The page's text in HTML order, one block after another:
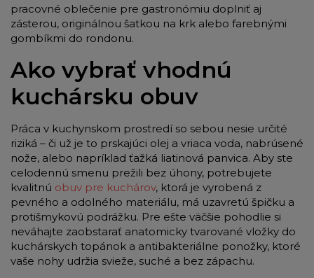
pracovné oblečenie pre gastronómiu doplniť aj
zásterou, originálnou šatkou na krk alebo farebnými
gombíkmi do rondonu.
Ako vybrať vhodnú
kuchársku obuv
Práca v kuchynskom prostredí so sebou nesie určité
riziká – či už je to prskajúci olej a vriaca voda, nabrúsené
nože, alebo napríklad ťažká liatinová panvica. Aby ste
celodennú smenu prežili bez úhony, potrebujete
kvalitnú obuv pre kuchárov, ktorá je vyrobená z
pevného a odolného materiálu, má uzavretú špičku a
protišmykovú podrážku. Pre ešte väčšie pohodlie si
neváhajte zaobstarať anatomicky tvarované vložky do
kuchárskych topánok a antibakteriálne ponožky, ktoré
vaše nohy udržia svieže, suché a bez zápachu.